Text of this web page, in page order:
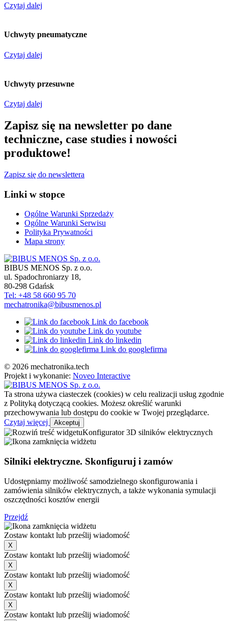
Czytaj dalej
Uchwyty pneumatyczne
Czytaj dalej
Uchwyty przesuwne
Czytaj dalej
Zapisz się na newsletter po dane
techniczne, case studies i nowości
produktowe!
Zapisz się do newslettera
Linki w stopce
Ogólne Warunki Sprzedaży
Ogólne Warunki Serwisu
Polityka Prywatności
Mapa strony
BIBUS MENOS Sp. z o.o.
ul. Spadochroniarzy 18,
80-298 Gdańsk
Tel: +48 58 660 95 70
mechatronika@bibusmenos.pl
Link do facebook
Link do youtube
Link do linkedin
Link do googlefirma
© 2026 mechatronika.tech
Projekt i wykonanie: Noveo Interactive
Ta strona używa ciasteczek (cookies) w celu realizacji usług zgodnie
z Polityką dotyczącą cookies. Możesz określić warunki
przechowywania lub dostępu do cookie w Twojej przeglądarce.
Czytaj więcej
Akceptuj
Konfigurator 3D silników elektrycznych
Silniki elektryczne. Skonfiguruj i zamów
Udostępniamy możliwość samodzielnego skonfigurowania i
zamówienia silników elektrycznych, a także wykonania symulacji
oszczędności kosztów energii
Przejdź
Zostaw kontakt lub prześlij wiadomość
X
Zostaw kontakt lub prześlij wiadomość
X
Zostaw kontakt lub prześlij wiadomość
X
Zostaw kontakt lub prześlij wiadomość
X
Zostaw kontakt lub prześlij wiadomość